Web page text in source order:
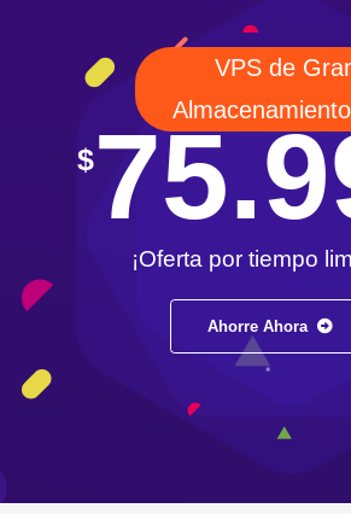
VPS de
Almacenamiento
$
¡Oferta por tiempo
Ahorre Ahora